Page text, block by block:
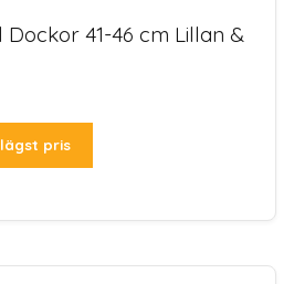
41-46 cm Lillan &
pris